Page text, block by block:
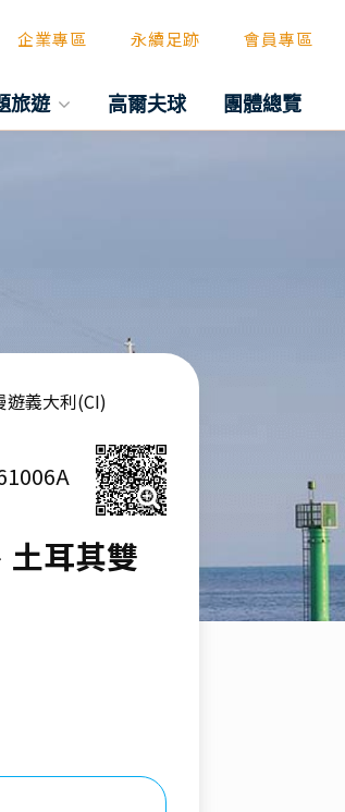
企業專區 永續足跡 會員專區
旅遊 高爾夫球 團體總覽
遊義大利(CI)
土耳其雙